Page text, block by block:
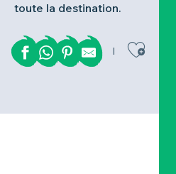
toute la destination.